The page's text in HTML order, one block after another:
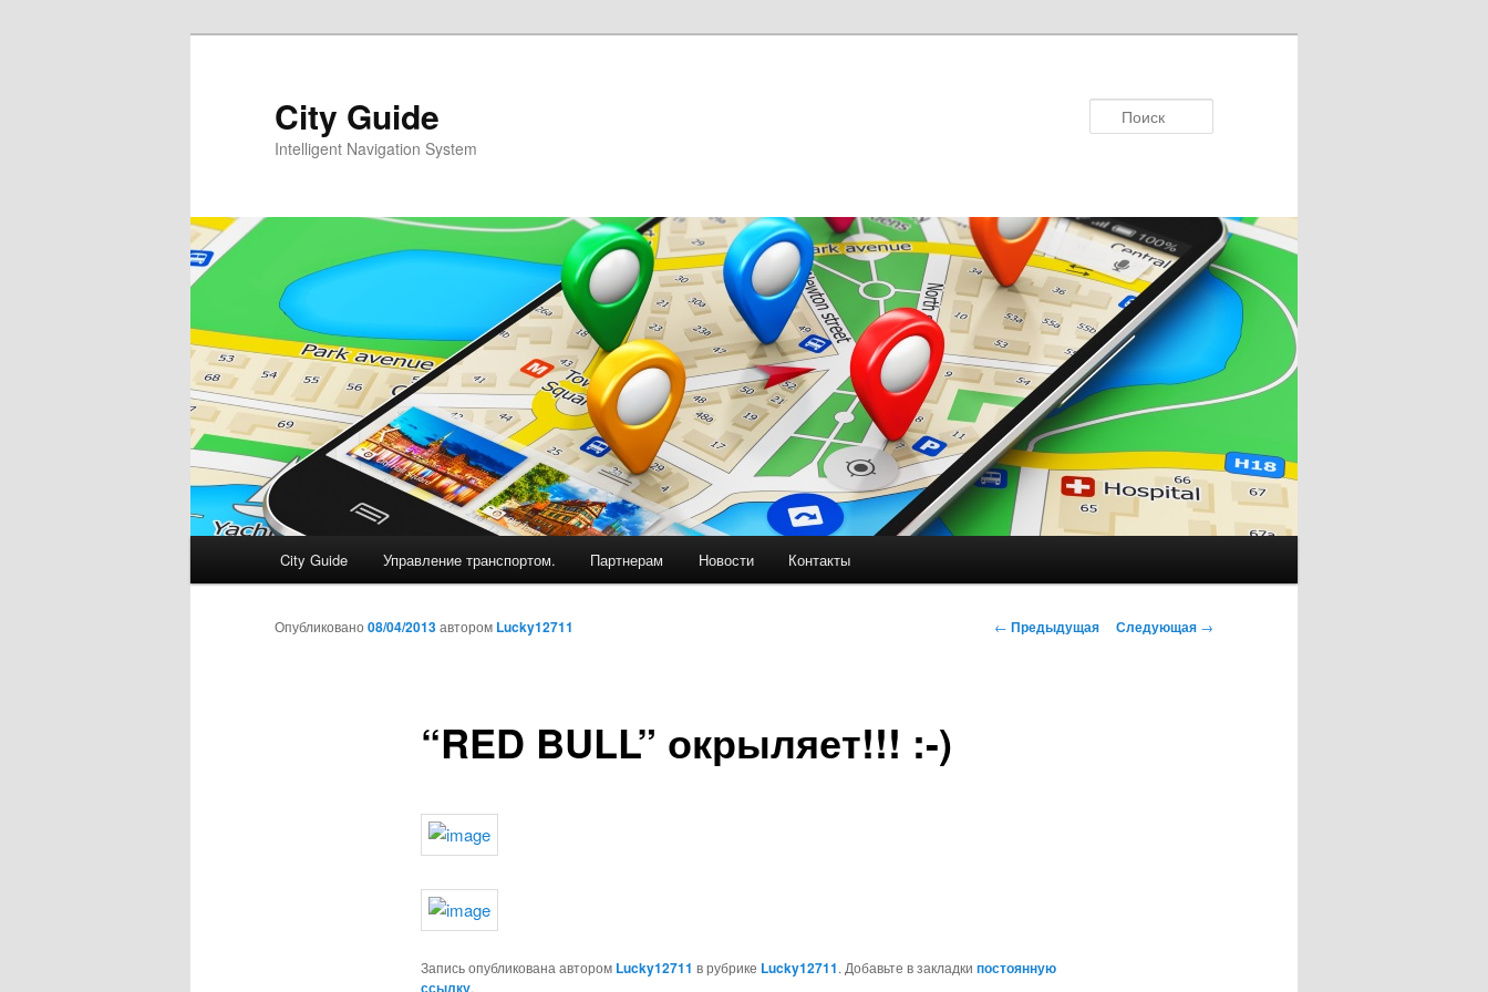
City Guide
Intelligent Navigation System
City Guide Управление транспортом. Партнерам Новости Контакты
Навигация
← Предыдущая Следующая →
“RED BULL” окрыляет!!! :-)
Опубликовано 08/04/2013автором Lucky12711
Запись опубликована автором Lucky12711 в рубрике Lucky12711. Добавьте в закладки постоянную
.